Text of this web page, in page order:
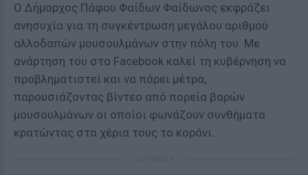
Ο Δήμαρχος Πάφου Φαίδων Φαίδωνος εκφράζει
ανησυχία για τη συγκέντρωση μεγάλου αριθμού
αλλοδαπών μουσουλμάνων στην πόλη του. Με
ανάρτηση του στο Facebook καλεί τη κυβέρνηση να
προβληματιστεί και να πάρει μέτρα,
παρουσιάζοντας βίντεο από πορεία βαρών
μουσουλμάνων οι οποίοι φωνάζουν συνθήματα
κρατώντας στα χέρια τους το κοράνι.